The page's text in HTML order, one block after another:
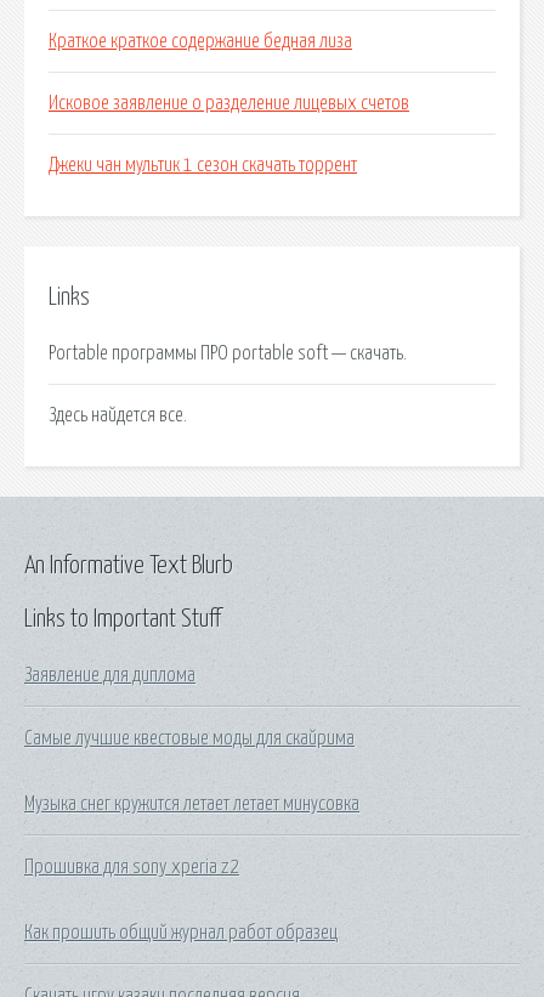
Краткое краткое содержание бедная лиза
Исковое заявление о разделение лицевых счетов
Джеки чан мультик 1 сезон скачать торрент
Links
Portable программы ПРО portable soft — скачать.
Здесь найдется все.
Links to Important Stuff
Заявление для диплома
Самые лучшие квестовые моды для скайрима
Музыка снег кружится летает летает минусовка
Прошивка для sony xperia z2
Как прошить общий журнал работ образец
An Informative Text Blurb